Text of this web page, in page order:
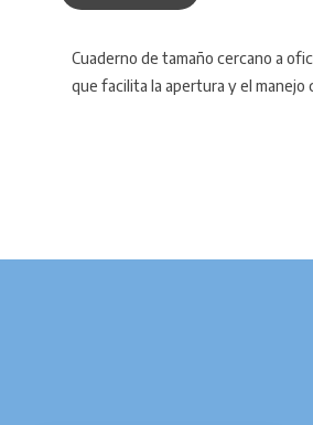
Cuaderno de tamaño cercano a
que facilita la apertura y el manejo